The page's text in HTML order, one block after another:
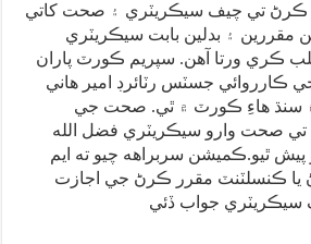
ڪرڻ تي چيف سيڪريٽري ۽ صحت کاتي
مقررين ۽ بدلين بابت سيڪريٽري
ڪري ورتا آهن. سپريم ڪورٽ پاران
ڪارروائي جسٽس رٽائرڊ امير هاني
سنڌ هاءِ ڪورٽ ۾ ٿي. صحت جي
تي صحت وارو سيڪريٽري فضل الله
ٿيو.ڪميشن سربراهه چيو ته ايم
يا ڪنسلٽنٽ مقرر ڪرڻ جي اجازت